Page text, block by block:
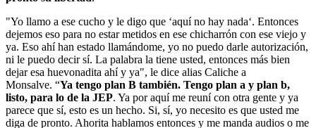
"Yo llamo a ese cucho y le digo que ‘aquí no hay nada‘. Entonces
dejemos eso para no estar metidos en ese chicharrón con ese viejo y
ya. Eso ahí han estado llamándome, yo no puedo darle autorización,
ni le puedo decir sí. La palabra la tiene usted, entonces más bien
dejar esa huevonadita ahí y ya", le dice alias Caliche a
Monsalve. “Ya tengo plan B también. Tengo plan a y plan b,
listo, para lo de la JEP. Ya por aquí me reuní con otra gente y ya
parece que sí, esto es un hecho. Si, sí, yo necesito es que usted me
diga de pronto. Ahorita hablamos entonces y me manda audios o me